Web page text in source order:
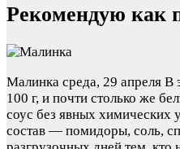
Рекомендую как
Малинка среда, 29 апреля В
100 г, и почти столько же
соус без явных химических
состав — помидоры, соль,